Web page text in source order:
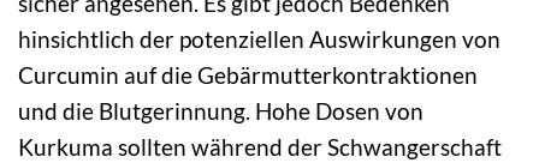
hinsichtlich der potenziellen Auswirkungen von
Curcumin auf die Gebärmutterkontraktionen
und die Blutgerinnung. Hohe Dosen von
Kurkuma sollten während der Schwangerschaft